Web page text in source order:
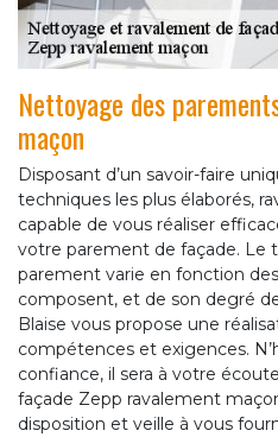
Nettoyage des
maçon
Disposant d’un savoir-faire
techniques les plus élaborés,
capable de vous réaliser
votre parement de façade. Le
parement varie en fonction
composent, et de son degré
Blaise vous propose une
compétences et exigences.
confiance, il sera à votre
façade Zepp ravalement
disposition et veille à vous